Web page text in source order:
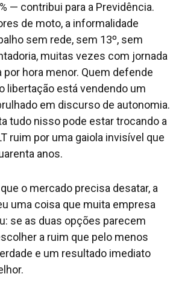
— contribui para a Previdência.
de moto, a informalidade
sem rede, sem 13º, sem
muitas vezes com jornada
por hora menor. Quem defende
libertação está vendendo um
em discurso de autonomia.
tudo nisso pode estar trocando a
ruim por uma gaiola invisível que
anos.
o mercado precisa desatar, a
uma coisa que muita empresa
se as duas opções parecem
a ruim que pelo menos
e um resultado imediato